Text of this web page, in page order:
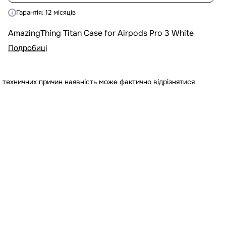
Гарантія: 12 місяців
AmazingThing Titan Case for Airpods Pro 3 White
Подробиці
техничних причин наявність може фактично відрізнятися